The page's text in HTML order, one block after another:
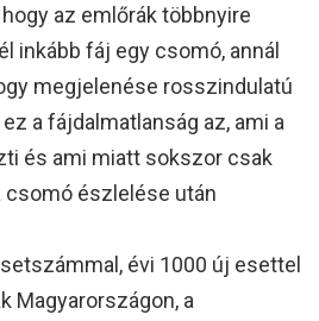
az emlőrák többnyire
inkább fáj egy csomó, annál
megjelenése rosszindulatú
a fájdalmatlanság az, ami a
és ami miatt sokszor csak
csomó észlelése után
évi 1000 új esettel
Magyarországon, a